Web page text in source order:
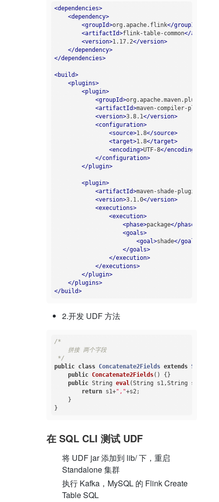
<dependencies>
<dependency>
<groupId>org.apache.flink</groupId
<artifactId>flink-table-common</
<version>1.17.2</version>
</dependency>
</dependencies>
<build>
<plugins>
<plugin>
<groupId>org.apache.maven.plugins
<artifactId>maven-compiler-plugin
<version>3.8.1</version>
<configuration>
<source>1.8</source>
<target>1.8</target>
<encoding>UTF-8</encoding
</configuration>
</plugin>
<plugin>
<artifactId>maven-shade-plugin
<version>3.1.0</version>
<executions>
<execution>
<phase>package</phase
<goals>
<goal>shade</goal
</goals>
</execution>
</executions>
</plugin>
</plugins>
</build>
2.开发 UDF 方法
/*
    拼接 两个字段
*/
public class Concatenate2Fields extends
public Concatenate2Fields()
{}
public String eval(String s1,String s2)
return s1+","+s2;
    }
在 SQL CLI 测试 UDF
将 UDF jar 添加到 lib/ 下，重启
Standalone 集群
执行 Kafka，MySQL 的 Flink Create
Table SQL